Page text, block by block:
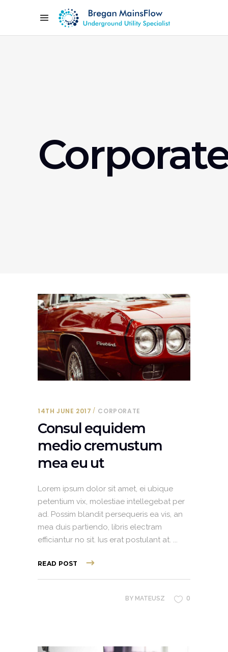
14TH JUNE 2017 CORPORATE
Consul equidem
medio cremustum
mea eu ut
Lorem ipsum dolor sit amet, ei ubique
petentium vix, molestiae intellegebat per
ad. Possim blandit persequeris ea vis, an
mea duis partiendo, libris electram
efficiantur no sit. Ius erat postulant at.
READ POST
BY MATEUSZ 0